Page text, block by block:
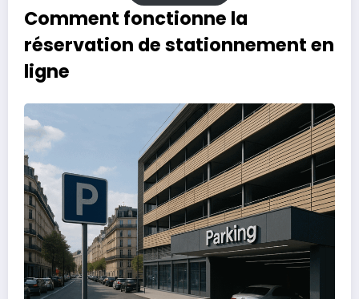
Comment fonctionne la
réservation de stationnement en
ligne